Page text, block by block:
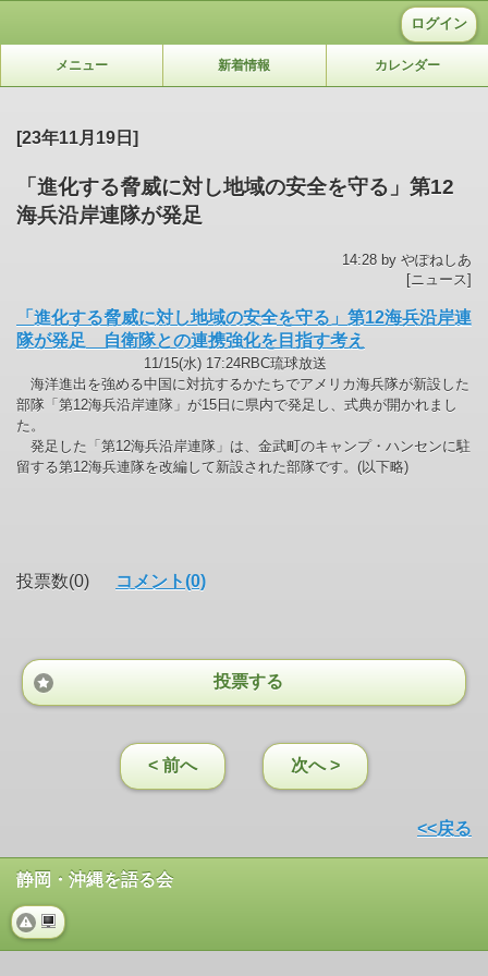
ログイン
メニュー 新着情報 カレンダー
[23年11月19日]
「進化する脅威に対し地域の安全を守る」第12
海兵沿岸連隊が発足
14:28 by やぽねしあ
[ニュース]
「進化する脅威に対し地域の安全を守る」第12海兵沿岸連
隊が発足 自衛隊との連携強化を目指す考え
11/15(水) 17:24RBC琉球放送
海洋進出を強める中国に対抗するかたちでアメリカ海兵隊が新設した
部隊「第12海兵沿岸連隊」が15日に県内で発足し、式典が開かれまし
た。
発足した「第12海兵沿岸連隊」は、金武町のキャンプ・ハンセンに駐
留する第12海兵連隊を改編して新設された部隊です。(以下略)
投票数(0) コメント(0)
投票する
< 前へ 次へ >
<<戻る
静岡・沖縄を語る会